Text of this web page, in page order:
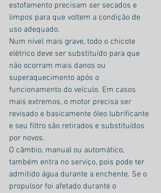
estofamento precisam ser secados e
limpos para que voltem a condição de
uso adequado.
Num nível mais grave, todo o chicote
elétrico deve ser substituído para que
não ocorram mais danos ou
superaquecimento após o
funcionamento do veículo. Em casos
mais extremos, o motor precisa ser
revisado e basicamente óleo lubrificante
e seu filtro são retirados e substituídos
por novos.
O câmbio, manual ou automático,
também entra no serviço, pois pode ter
admitido água durante a enchente. Se o
propulsor foi afetado durante o